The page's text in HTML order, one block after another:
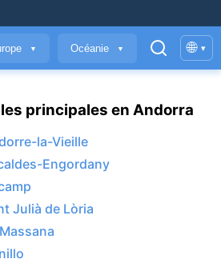
▼ Océanie ▼ 🌐 ▾
principales en Andorra
la-Vieille
Engordany
Julià de Lòria